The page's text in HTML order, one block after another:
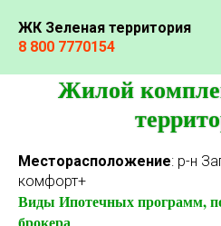
ЖК Зеленая территория
8 800 7770154
Главная » Зеленая территория
Жилой
Месторасположение: р-н
комфорт+
Виды Ипотечных программ,